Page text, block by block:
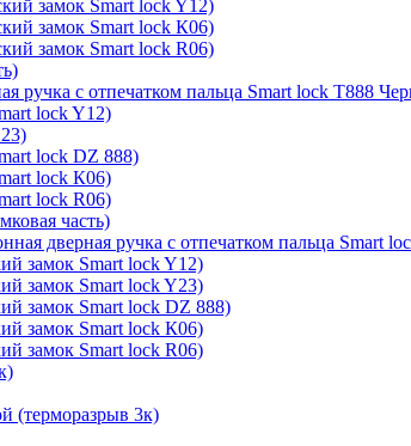
замок Smart lock Y12)
замок Smart lock К06)
замок Smart lock R06)
ручка с отпечатком пальца Smart lock T888
lock Y12)
lock DZ 888)
lock К06)
lock R06)
часть)
дверная ручка с отпечатком пальца Smart
замок Smart lock Y12)
замок Smart lock Y23)
замок Smart lock DZ 888)
замок Smart lock К06)
замок Smart lock R06)
(терморазрыв 3к)